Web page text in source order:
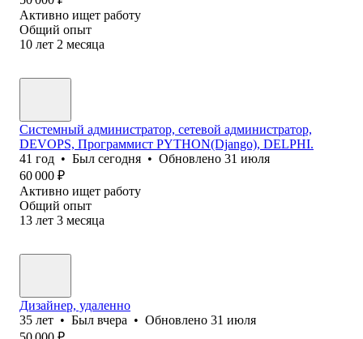
Активно ищет работу
Общий опыт
10 лет 2 месяца
Системный администратор, сетевой администратор,
DEVOPS, Программист PYTHON(Django), DELPHI.
41 год • Был сегодня • Обновлено 31 июля
60 000 ₽
Активно ищет работу
Общий опыт
13 лет 3 месяца
Дизайнер, удаленно
35 лет • Был вчера • Обновлено 31 июля